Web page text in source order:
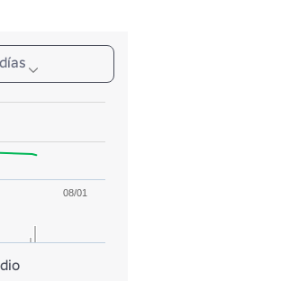
08/01